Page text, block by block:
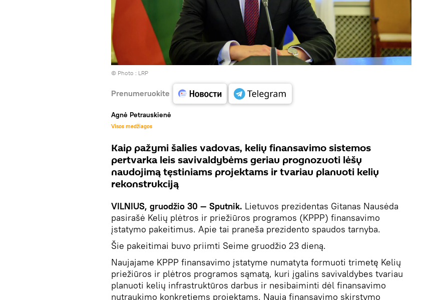
© Photo : LRP
Prenumeruokite
Agnė Petrauskienė
Visos medžiagos
Kaip pažymi šalies vadovas, kelių finansavimo sistemos
pertvarka leis savivaldybėms geriau prognozuoti lėšų
naudojimą tęstiniams projektams ir tvariau planuoti kelių
rekonstrukciją
VILNIUS, gruodžio 30 — Sputnik. Lietuvos prezidentas Gitanas Nausėda
pasirašė Kelių plėtros ir priežiūros programos (KPPP) finansavimo
įstatymo pakeitimus. Apie tai praneša prezidento spaudos tarnyba.
Šie pakeitimai buvo priimti Seime gruodžio 23 dieną.
Naujajame KPPP finansavimo įstatyme numatyta formuoti trimetę Kelių
priežiūros ir plėtros programos sąmatą, kuri įgalins savivaldybes tvariau
planuoti kelių infrastruktūros darbus ir nesibaiminti dėl finansavimo
nutraukimo konkretiems projektams. Nauja finansavimo skirstymo